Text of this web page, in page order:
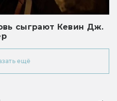
сыграют Кевин Дж.
ещё